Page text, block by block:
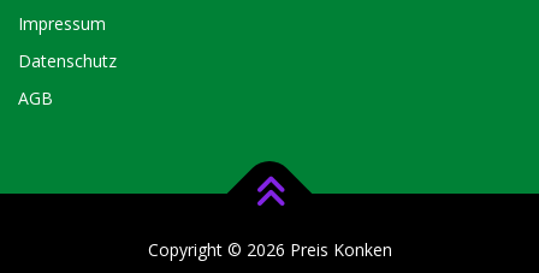
Impressum
Datenschutz
AGB
Copyright © 2026 Preis Konken